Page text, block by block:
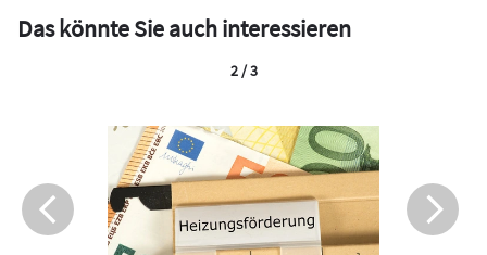
Das könnte Sie auch interessieren
2 / 3